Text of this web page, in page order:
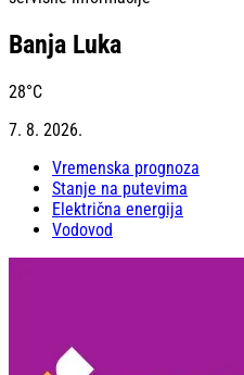
Banja Luka
28°C
7. 8. 2026.
Vremenska prognoza
Stanje na putevima
Električna energija
Vodovod